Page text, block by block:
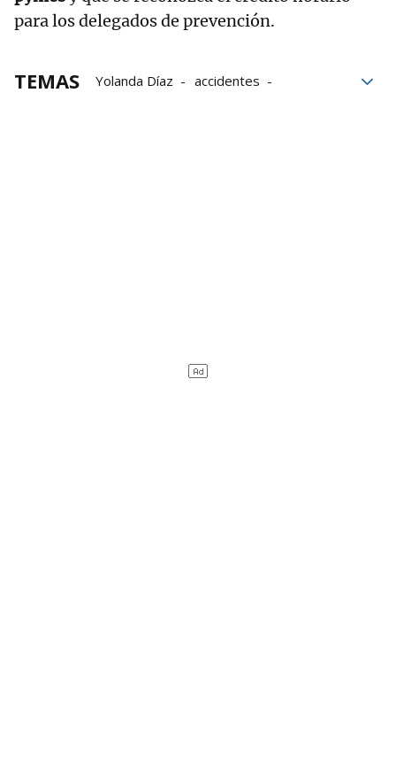
para los delegados de prevención.
TEMAS Yolanda Díaz
accidentes